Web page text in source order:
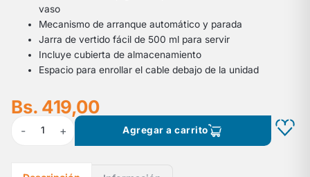
vaso
Mecanismo de arranque automático y parada
Jarra de vertido fácil de 500 ml para servir
Incluye cubierta de almacenamiento
Espacio para enrollar el cable debajo de la unidad
Bs. 419,00
- 1 + Agregar a carrito